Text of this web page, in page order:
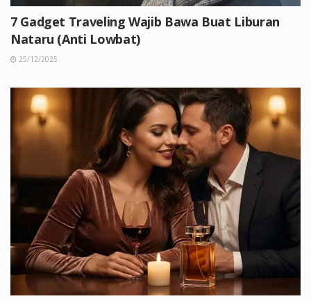
7 Gadget Traveling Wajib Bawa Buat Liburan
Nataru (Anti Lowbat)
25/12/2025